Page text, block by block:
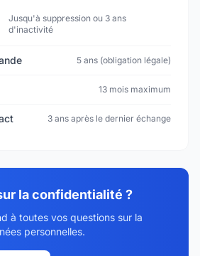
Jusqu'à suppression ou 3 ans
d'inactivité
5 ans (obligation légale)
13 mois maximum
3 ans après le dernier échange
la confidentialité ?
à toutes vos questions sur la
personnelles.